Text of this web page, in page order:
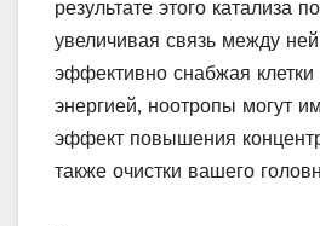
результате этого катализа
увеличивая связь между
эффективно снабжая клетки
энергией, ноотропы могут
эффект повышения
также очистки вашего